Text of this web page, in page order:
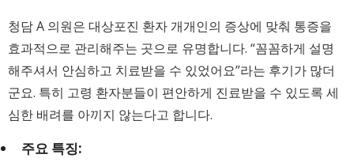
청담 A 의원은 대상포진 환자 개개인의 증상에 맞춰 통증을
효과적으로 관리해주는 곳으로 유명합니다. “꼼꼼하게 설명
해주셔서 안심하고 치료받을 수 있었어요”라는 후기가 많더
군요. 특히 고령 환자분들이 편안하게 진료받을 수 있도록 세
심한 배려를 아끼지 않는다고 합니다.
주요 특징: